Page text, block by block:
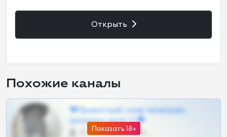
Открыть
Похожие каналы
Показать 18+
❤Приватный слив телеграм,
шкодных шкур тг❤
57 •